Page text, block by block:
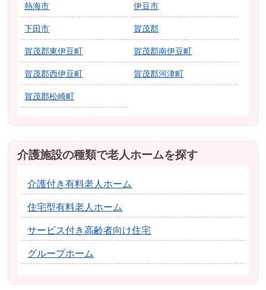
熱海市 伊豆市
下田市 賀茂郡
賀茂郡東伊豆町 賀茂郡南伊豆町
賀茂郡西伊豆町 賀茂郡河津町
賀茂郡松崎町
介護施設の種類で老人ホームを探す
介護付き有料老人ホーム
住宅型有料老人ホーム
サービス付き高齢者向け住宅
グループホーム